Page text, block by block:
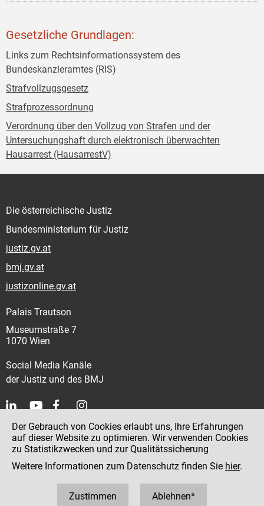
Gesetzliche Grundlagen:
Links zum Rechtsinformationssystem des
Bundeskanzleramtes (RIS)
Strafvollzugsgesetz
Strafprozessordnung
Verordnung über den Vollzug von Strafen und der
Untersuchungshaft durch elektronisch überwachten
Hausarrest (HausarrestV)
Die österreichische Justiz
Bundesministerium für Justiz
justiz.gv.at
bmj.gv.at
justizonline.gv.at
Palais Trautson
Museumstraße 7
1070 Wien
Social Media Kanäle
der Justiz und des BMJ
Kontakt
Impressum
Datenschutz
Der Gebrauch von Cookies erlaubt uns, Ihre Erfahrungen
auf dieser Website zu optimieren. Wir verwenden Cookies
zu Statistikzwecken und zur Qualitätssicherung
Weitere Informationen zum Datenschutz finden Sie hier.
Zustimmen Ablehnen*